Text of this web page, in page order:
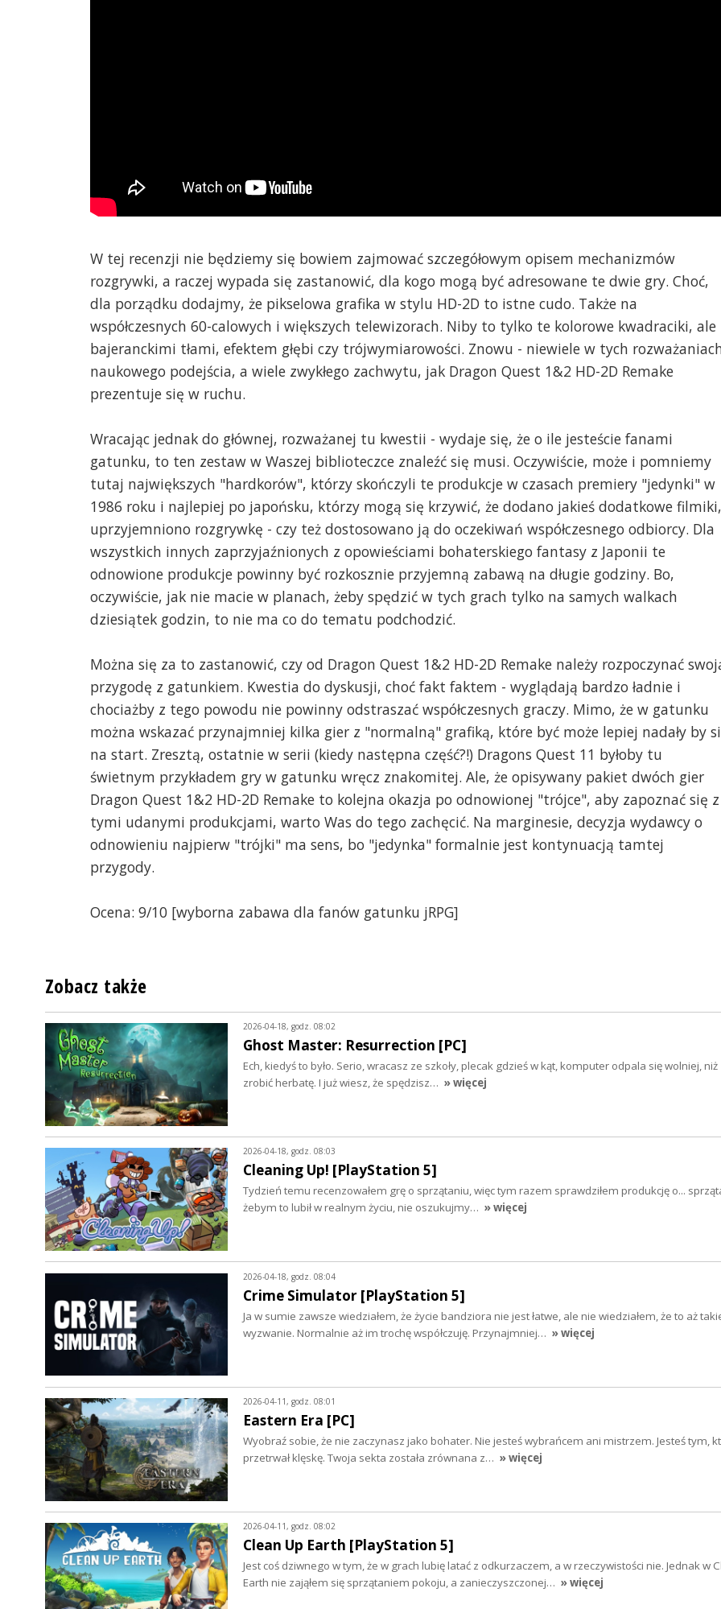
W tej recenzji nie będziemy się bowiem zajmować szczegółowym opisem mechanizmów
rozgrywki, a raczej wypada się zastanowić, dla kogo mogą być adresowane te dwie gry. Choć,
dla porządku dodajmy, że pikselowa grafika w stylu HD-2D to istne cudo. Także na
współczesnych 60-calowych i większych telewizorach. Niby to tylko te kolorowe kwadraciki, ale
bajeranckimi tłami, efektem głębi czy trójwymiarowości. Znowu - niewiele w tych
naukowego podejścia, a wiele zwykłego zachwytu, jak Dragon Quest 1&2 HD-2D Remake
prezentuje się w ruchu.
Wracając jednak do głównej, rozważanej tu kwestii - wydaje się, że o ile jesteście fanami
gatunku, to ten zestaw w Waszej biblioteczce znaleźć się musi. Oczywiście, może i pomniemy
tutaj największych "hardkorów", którzy skończyli te produkcje w czasach premiery "jedynki" w
1986 roku i najlepiej po japońsku, którzy mogą się krzywić, że dodano jakieś dodatkowe filmiki,
uprzyjemniono rozgrywkę - czy też dostosowano ją do oczekiwań współczesnego odbiorcy. Dla
wszystkich innych zaprzyjaźnionych z opowieściami bohaterskiego fantasy z Japonii te
odnowione produkcje powinny być rozkosznie przyjemną zabawą na długie godziny. Bo,
oczywiście, jak nie macie w planach, żeby spędzić w tych grach tylko na samych walkach
dziesiątek godzin, to nie ma co do tematu podchodzić.
Można się za to zastanowić, czy od Dragon Quest 1&2 HD-2D Remake należy rozpoczynać
przygodę z gatunkiem. Kwestia do dyskusji, choć fakt faktem - wyglądają bardzo ładnie i
chociażby z tego powodu nie powinny odstraszać współczesnych graczy. Mimo, że w gatunku
można wskazać przynajmniej kilka gier z "normalną" grafiką, które być może lepiej nadały by
na start. Zresztą, ostatnie w serii (kiedy następna część?!) Dragons Quest 11 byłoby tu
świetnym przykładem gry w gatunku wręcz znakomitej. Ale, że opisywany pakiet dwóch gier
Dragon Quest 1&2 HD-2D Remake to kolejna okazja po odnowionej "trójce", aby zapoznać się z
tymi udanymi produkcjami, warto Was do tego zachęcić. Na marginesie, decyzja wydawcy o
odnowieniu najpierw "trójki" ma sens, bo "jedynka" formalnie jest kontynuacją tamtej
przygody.
Ocena: 9/10 [wyborna zabawa dla fanów gatunku jRPG]
Zobacz także
2026-04-18, godz. 08:02
Ghost Master: Resurrection [PC]
Ech, kiedyś to było. Serio, wracasz ze szkoły, plecak gdzieś w kąt, komputer odpala się wolniej,
zrobić herbatę. I już wiesz, że spędzisz… » więcej
2026-04-18, godz. 08:03
Cleaning Up! [PlayStation 5]
Tydzień temu recenzowałem grę o sprzątaniu, więc tym razem sprawdziłem produkcję o...
żebym to lubił w realnym życiu, nie oszukujmy… » więcej
2026-04-18, godz. 08:04
Crime Simulator [PlayStation 5]
Ja w sumie zawsze wiedziałem, że życie bandziora nie jest łatwe, ale nie wiedziałem, że to aż
wyzwanie. Normalnie aż im trochę współczuję. Przynajmniej… » więcej
2026-04-11, godz. 08:01
Eastern Era [PC]
Wyobraź sobie, że nie zaczynasz jako bohater. Nie jesteś wybrańcem ani mistrzem. Jesteś tym,
przetrwał klęskę. Twoja sekta została zrównana z… » więcej
2026-04-11, godz. 08:02
Clean Up Earth [PlayStation 5]
Jest coś dziwnego w tym, że w grach lubię latać z odkurzaczem, a w rzeczywistości nie. Jednak w
Earth nie zająłem się sprzątaniem pokoju, a zanieczyszczonej… » więcej